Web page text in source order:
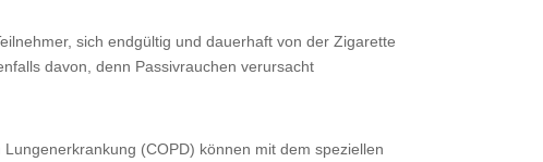
sich endgültig und dauerhaft von der Zigarette
davon, denn Passivrauchen verursacht
(COPD) können mit dem speziellen